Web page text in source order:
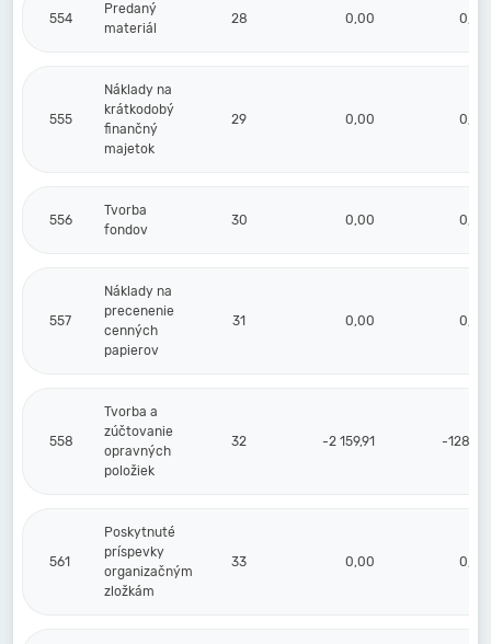
554
Predaný
materiál
28 0,00 0,00
555
Náklady na
krátkodobý
finančný
majetok
29 0,00 0,00
556
Tvorba
fondov
30 0,00 0,00
557
Náklady na
precenenie
cenných
papierov
31 0,00 0,00
558
Tvorba a
zúčtovanie
opravných
položiek
32 -2 159,91 -128,62
561
Poskytnuté
príspevky
organizačným
zložkám
33 0,00 0,00